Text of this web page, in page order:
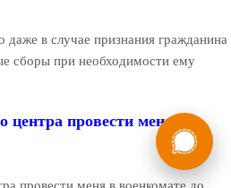
в случае признания гражданина
сборы при необходимости ему
центра провести меня в
провести меня в военкомате до